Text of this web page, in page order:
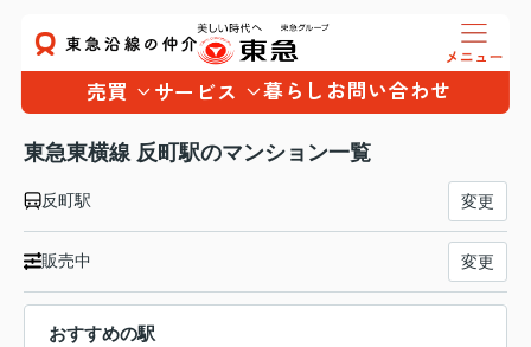
売買 サービス 暮らし お問い合わせ
東急東横線 反町駅のマンション一覧
反町駅 変更
販売中 変更
おすすめの駅